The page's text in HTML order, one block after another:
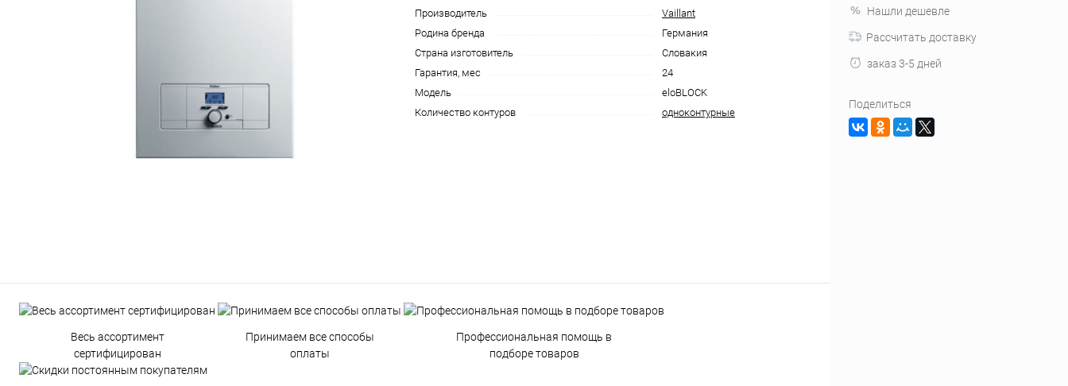
Производитель
Vaillant
Родина бренда
Германия
Страна изготовитель
Словакия
Гарантия, мес
24
Модель
eloBLOCK
Количество контуров
одноконтурные
Весь ассортимент
сертифицирован
Принимаем все способы
оплаты
Профессиональная помощь в
подборе товаров
Нашли дешевле
Рассчитать доставку
заказ 3-5 дней
Поделиться